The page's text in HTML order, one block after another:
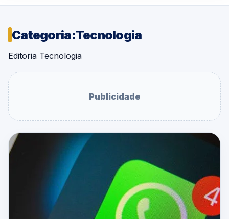
Categoria:Tecnologia
Editoria Tecnologia
Publicidade